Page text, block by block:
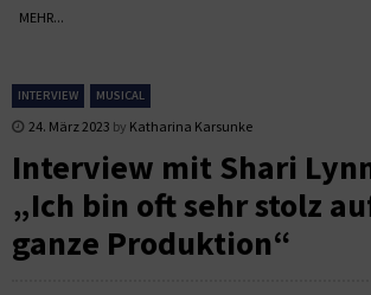
MEHR...
INTERVIEW MUSICAL
24. März 2023 by Katharina Karsunke
Interview mit Shari
„Ich bin oft sehr stolz
ganze Produktion“